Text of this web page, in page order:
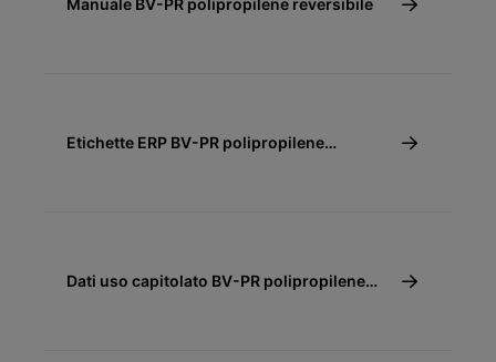
Manuale BV-PR polipropilene reversibile
Etichette ERP BV-PR polipropilene
Dati uso capitolato BV-PR polipropilene